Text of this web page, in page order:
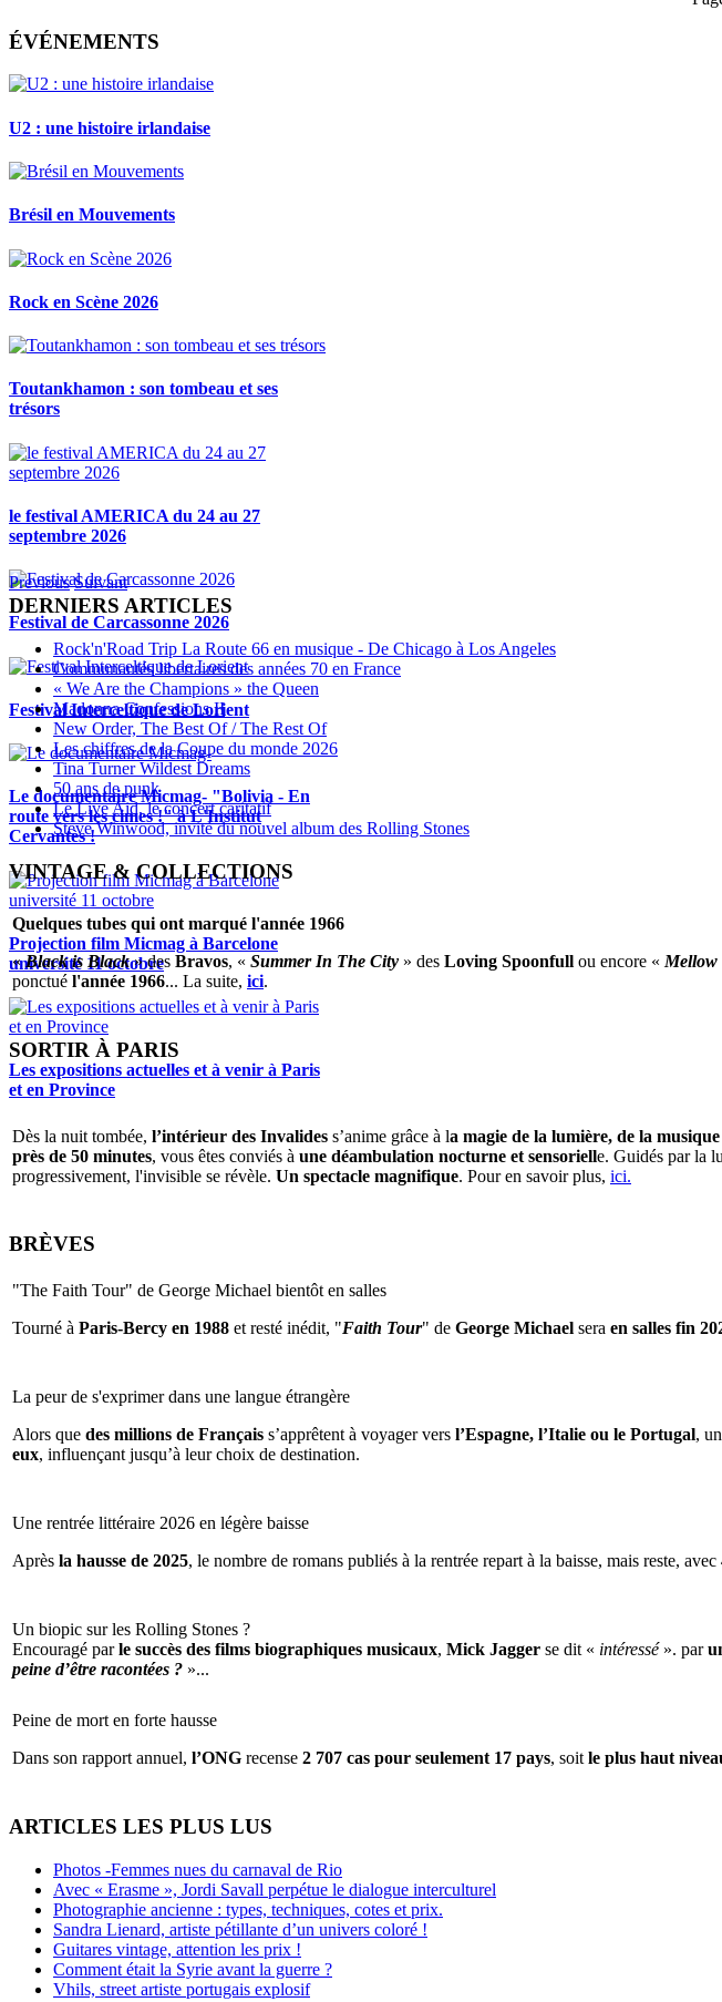
ÉVÉNEMENTS
U2 : une histoire irlandaise
Brésil en Mouvements
Rock en Scène 2026
Toutankhamon : son tombeau et ses
trésors
le festival AMERICA du 24 au 27
septembre 2026
Festival de Carcassonne 2026
Festival Interceltique de Lorient
Le documentaire Micmag- "Bolivia - En
route vers les cimes !" à L'Institut
Cervantès !
Projection film Micmag à Barcelone
université 11 octobre
Les expositions actuelles et à venir à Paris
et en Province
Previous Suivant
DERNIERS ARTICLES
Rock'n'Road Trip La Route 66 en musique - De Chicago à Los Angeles
Communautés libertaires des années 70 en France
« We Are the Champions » the Queen
Madonna Confessions II
New Order, The Best Of / The Rest Of
Les chiffres de la Coupe du monde 2026
Tina Turner Wildest Dreams
50 ans de punk
Le Live Aid, le concert caritatif
Steve Winwood, invité du nouvel album des Rolling Stones
VINTAGE & COLLECTIONS
Quelques tubes qui ont marqué l'année 1966
«Black is Black» des Bravos, « Summer In The City » des Loving Spoonfull ou encore « Mellow
ponctué l'année 1966... La suite, ici.
SORTIR À PARIS
Dès la nuit tombée, l’intérieur des Invalides s’anime grâce à la magie de la lumière, de la
près de 50 minutes, vous êtes conviés à une déambulation nocturne et sensorielle. Guidés par la
progressivement, l'invisible se révèle. Un spectacle magnifique. Pour en savoir plus, ici.
BRÈVES
"The Faith Tour" de George Michael bientôt en salles
Tourné à Paris-Bercy en 1988 et resté inédit, "Faith Tour" de George Michael sera en salles fin
La peur de s'exprimer dans une langue étrangère
Alors que des millions de Français s’apprêtent à voyager vers l’Espagne, l’Italie ou le Portugal,
eux, influençant jusqu’à leur choix de destination.
Une rentrée littéraire 2026 en légère baisse
Après la hausse de 2025, le nombre de romans publiés à la rentrée repart à la baisse, mais reste, avec
Un biopic sur les Rolling Stones ?
Encouragé parle succès des films biographiques musicaux, Mick Jagger se dit « intéressé ». par
peine d’être racontées ? »...
Peine de mort en forte hausse
Dans son rapport annuel, l’ONG recense 2 707 cas pour seulement 17 pays, soit le plus haut
ARTICLES LES PLUS LUS
Photos -Femmes nues du carnaval de Rio
Avec « Erasme », Jordi Savall perpétue le dialogue interculturel
Photographie ancienne : types, techniques, cotes et prix.
Sandra Lienard, artiste pétillante d’un univers coloré !
Guitares vintage, attention les prix !
Comment était la Syrie avant la guerre ?
Vhils, street artiste portugais explosif